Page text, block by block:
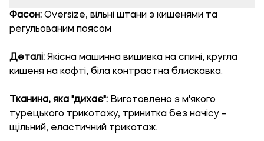
Фасон: Oversize, вільні штани з кишенями та
регульованим поясом
Деталі: Якісна машинна вишивка на спині, кругла
кишеня на кофті, біла контрастна блискавка.
Тканина, яка "дихає": Виготовлено з м'якого
турецького трикотажу, тринитка без начісу –
щільний, еластичний трикотаж.